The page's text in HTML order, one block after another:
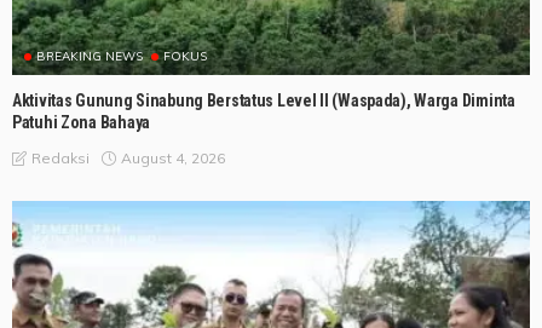
BREAKING NEWS FOKUS
Aktivitas Gunung Sinabung Berstatus Level II (Waspada), Warga Diminta
Patuhi Zona Bahaya
Redaksi August 4, 2026